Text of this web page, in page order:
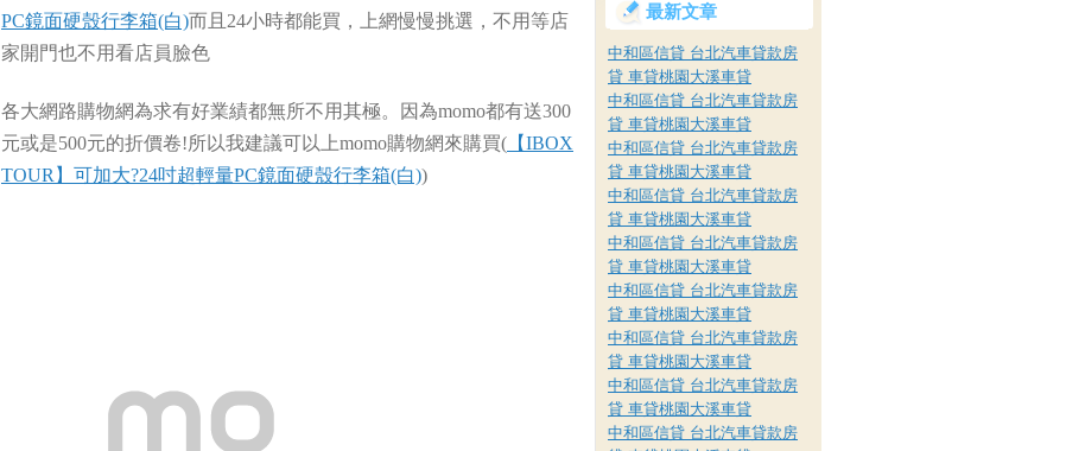
PC鏡面硬殼行李箱(白)而且24小時都能買，上網慢慢挑選，不用等店
家開門也不用看店員臉色
各大網路購物網為求有好業績都無所不用其極。因為momo都有送300
元或是500元的折價卷!所以我建議可以上momo購物網來購買( 【IBOX
TOUR】可加大?24吋超輕量PC鏡面硬殼行李箱(白))
最新文章
中和區信貸 台北汽車貸款房
貸 車貸桃園大溪車貸
中和區信貸 台北汽車貸款房
貸 車貸桃園大溪車貸
中和區信貸 台北汽車貸款房
貸 車貸桃園大溪車貸
中和區信貸 台北汽車貸款房
貸 車貸桃園大溪車貸
中和區信貸 台北汽車貸款房
貸 車貸桃園大溪車貸
中和區信貸 台北汽車貸款房
貸 車貸桃園大溪車貸
中和區信貸 台北汽車貸款房
貸 車貸桃園大溪車貸
中和區信貸 台北汽車貸款房
貸 車貸桃園大溪車貸
中和區信貸 台北汽車貸款房